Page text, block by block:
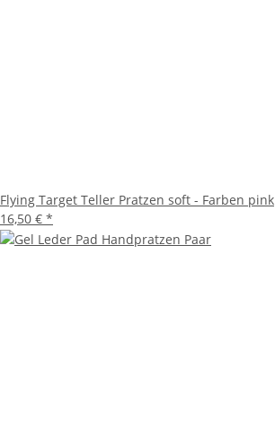
Flying Target Teller Pratzen soft - Farben pink
16,50 € *